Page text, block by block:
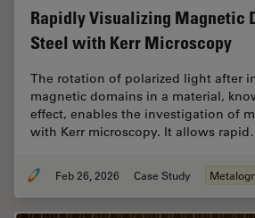
Rapidly Visualizing Magnetic
Steel with Kerr Microscopy
The rotation of polarized light after
magnetic domains in a material,
effect, enables the investigation of
with Kerr microscopy. It allows
Feb 26, 2026 Case Study